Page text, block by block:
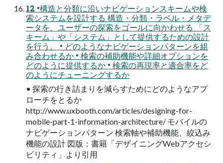
12 •構造と分類に沿いナビゲーションスキームや検
索システムを設計する 構造・分類・ラベル・メタデ
ータを、ユーザーの探索をゴールに向かわせる 「ス
キーム」や「システム」として提供するための設計
を行う。 • どのようなナビゲーションパターンを組
み合わせるか • 検索の補助機能や詳細オプションを
どのように提供するか • 検索の再現率と適合率をど
のようにチューニングするか
• 探索の行き詰まりを減らすためにどのようなアプ
ローチをとるか
http://www.uxbooth.com/articles/designing-for-
mobile-part-1-information-architecture/ モバイルの
ナビゲーションパターン 検索軸や補助機能、絞込み
機能の設計 図版：書籍「デザイニングWebアクセシ
ビリティ」より引用